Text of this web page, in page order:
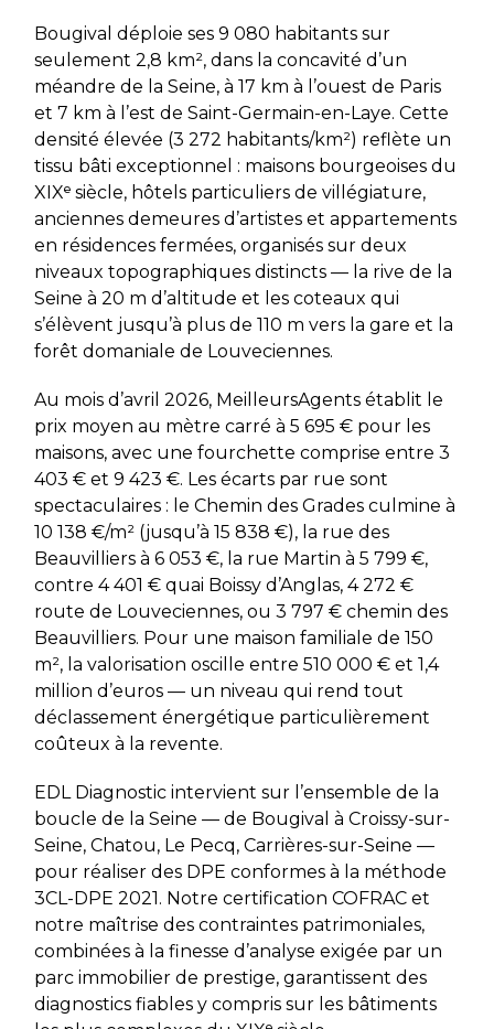
Bougival déploie ses 9 080 habitants sur
seulement 2,8 km², dans la concavité d’un
méandre de la Seine, à 17 km à l’ouest de Paris
et 7 km à l’est de Saint-Germain-en-Laye. Cette
densité élevée (3 272 habitants/km²) reflète un
tissu bâti exceptionnel : maisons bourgeoises du
XIXᵉ siècle, hôtels particuliers de villégiature,
anciennes demeures d’artistes et appartements
en résidences fermées, organisés sur deux
niveaux topographiques distincts — la rive de la
Seine à 20 m d’altitude et les coteaux qui
s’élèvent jusqu’à plus de 110 m vers la gare et la
forêt domaniale de Louveciennes.
Au mois d’avril 2026, MeilleursAgents établit le
prix moyen au mètre carré à 5 695 € pour les
maisons, avec une fourchette comprise entre 3
403 € et 9 423 €. Les écarts par rue sont
spectaculaires : le Chemin des Grades culmine à
10 138 €/m² (jusqu’à 15 838 €), la rue des
Beauvilliers à 6 053 €, la rue Martin à 5 799 €,
contre 4 401 € quai Boissy d’Anglas, 4 272 €
route de Louveciennes, ou 3 797 € chemin des
Beauvilliers. Pour une maison familiale de 150
m², la valorisation oscille entre 510 000 € et 1,4
million d’euros — un niveau qui rend tout
déclassement énergétique particulièrement
coûteux à la revente.
EDL Diagnostic intervient sur l’ensemble de la
boucle de la Seine — de Bougival à Croissy-sur-
Seine, Chatou, Le Pecq, Carrières-sur-Seine —
pour réaliser des DPE conformes à la méthode
3CL-DPE 2021. Notre certification COFRAC et
notre maîtrise des contraintes patrimoniales,
combinées à la finesse d’analyse exigée par un
parc immobilier de prestige, garantissent des
diagnostics fiables y compris sur les bâtiments